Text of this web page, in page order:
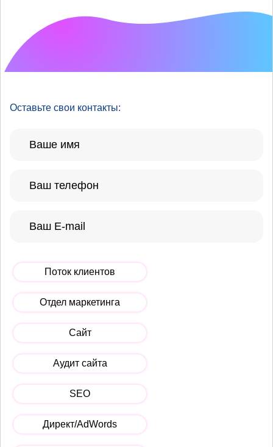
Оставьте свои контакты:
Поток клиентов
Отдел маркетинга
Сайт
Аудит сайта
SEO
Директ/AdWords